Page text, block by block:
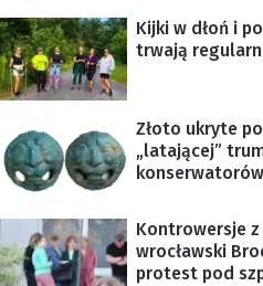
Kijki w dłoń i
trwają
Złoto ukryte
„latającej”
Kontrowersje
wrocławski
protest pod